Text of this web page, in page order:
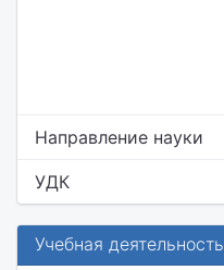
Направление науки
УДК
Учебная деятельность